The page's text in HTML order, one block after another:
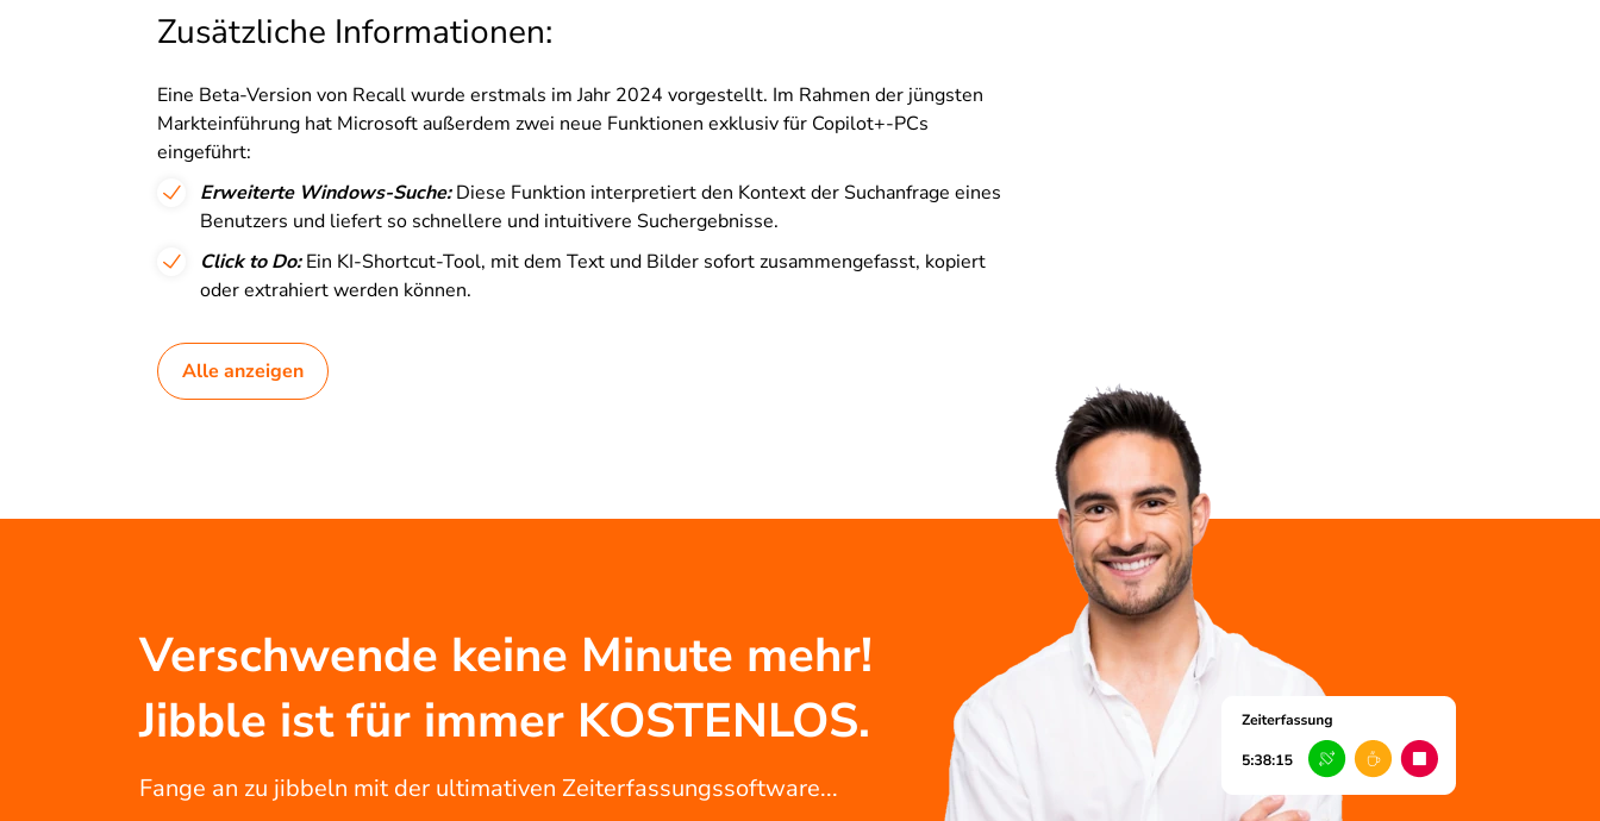
Zusätzliche Informationen:
Eine Beta-Version von Recall wurde erstmals im Jahr 2024 vorgestellt. Im Rahmen der jüngsten
Markteinführung hat Microsoft außerdem zwei neue Funktionen exklusiv für Copilot+-PCs
eingeführt:
Erweiterte Windows-Suche:Diese Funktion interpretiert den Kontext der Suchanfrage eines
Benutzers und liefert so schnellere und intuitivere Suchergebnisse.
Click to Do:Ein KI-Shortcut-Tool, mit dem Text und Bilder sofort zusammengefasst, kopiert
oder extrahiert werden können.
Alle anzeigen
Verschwende keine Minute mehr!
Jibble ist für immer KOSTENLOS.
Fange an zu jibbeln mit der ultimativen Zeiterfassungssoftware...